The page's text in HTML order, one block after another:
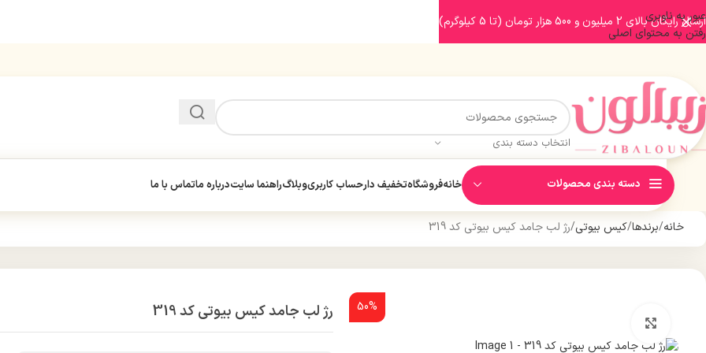
عبور به ناوبری
رفتن به محتوای اصلی
انتخاب دسته بندی
دسته بندی محصولات خانهفروشگاهتخفیف دارحساب کاربریوبلاگراهنما سایتدرباره ماتماس با ما
خانه برندها کیس بیوتی رژ لب جامد کیس بیوتی کد 319
50% رژ لب جامد کیس بیوتی کد 319
ارسال رایگان بالای 2 میلیون و 500 هزار تومان (تا 5 کیلوگرم)